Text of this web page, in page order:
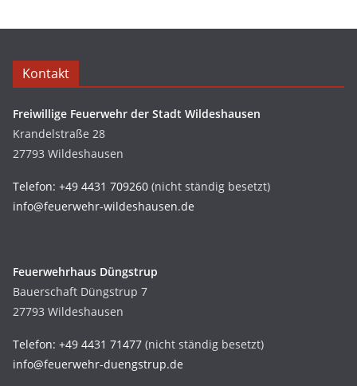
Kontakt
Freiwillige Feuerwehr der Stadt Wildeshausen
Krandelstraße 28
27793 Wildeshausen
Telefon: +49 4431 709260 (nicht ständig besetzt)
info@feuerwehr-wildeshausen.de
Feuerwehrhaus Düngstrup
Bauerschaft Düngstrup 7
27793 Wildeshausen
Telefon: +49 4431 71477 (nicht ständig besetzt)
info@feuerwehr-duengstrup.de